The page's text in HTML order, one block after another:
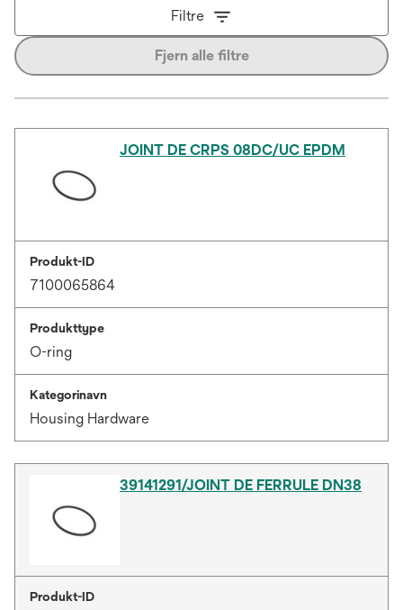
Filtre
Fjern alle filtre
JOINT DE CRPS 08DC/UC EPDM
Produkt-ID
7100065864
Produkttype
O-ring
Kategorinavn
Housing Hardware
39141291/JOINT DE FERRULE DN38
Produkt-ID